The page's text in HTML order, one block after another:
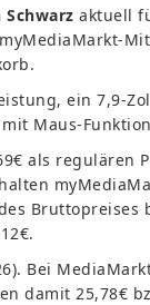
aktuell
ein 7,9-
Maus-
als regulären
Bruttopreises
Bei
damit 25,78€